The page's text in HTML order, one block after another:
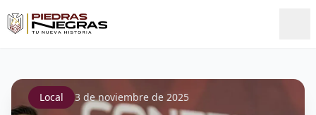
Local 3 de noviembre de 2025